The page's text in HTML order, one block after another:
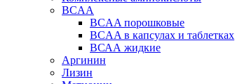
BCAA
BCAA порошковые
BCAA в капсулах и таблетках
ВСАА жидкие
Аргинин
Лизин